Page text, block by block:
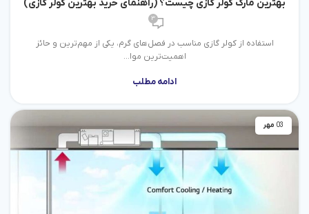
بهترین مارک کولر گازی چیست؟ (راهنمای خرید بهترین کولر گازی)
3
استفاده از کولر گازی مناسب در فصل‌های گرم، یکی از مهم‌ترین و حائز
اهمیت‌ترین موا...
ادامه مطلب
03 مهر